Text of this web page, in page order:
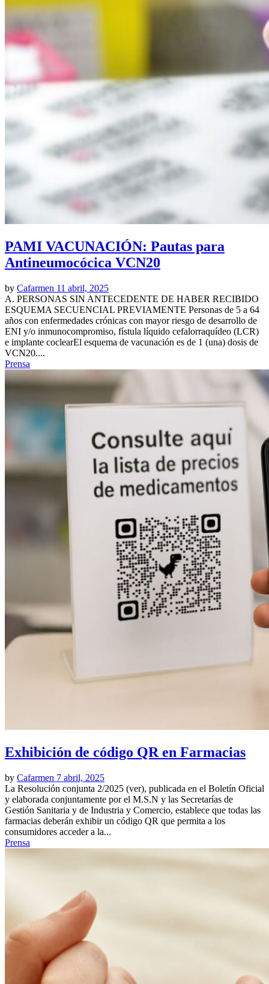
PAMI VACUNACIÓN: Pautas para
Antineumocócica VCN20
by Cafarmen 11 abril, 2025
A. PERSONAS SIN ANTECEDENTE DE HABER RECIBIDO
ESQUEMA SECUENCIAL PREVIAMENTE Personas de 5 a 64
años con enfermedades crónicas con mayor riesgo de desarrollo de
ENI y/o inmunocompromiso, fístula líquido cefalorraquídeo (LCR)
e implante coclearEl esquema de vacunación es de 1 (una) dosis de
VCN20....
Prensa
Exhibición de código QR en Farmacias
by Cafarmen 7 abril, 2025
La Resolución conjunta 2/2025 (ver), publicada en el Boletín Oficial
y elaborada conjuntamente por el M.S.N y las Secretarías de
Gestión Sanitaria y de Industria y Comercio, establece que todas las
farmacias deberán exhibir un código QR que permita a los
consumidores acceder a la...
Prensa